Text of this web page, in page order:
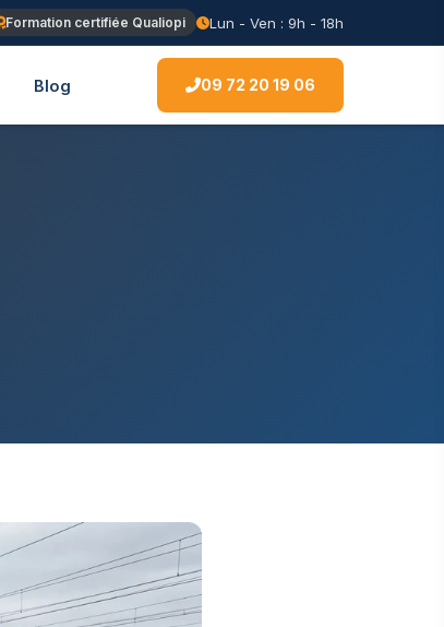
Formation certifiée Qualiopi Lun - Ven : 9h - 18h
Blog 09 72 20 19 06